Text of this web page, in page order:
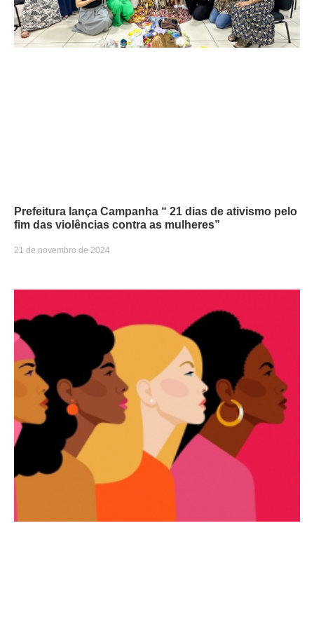
Prefeitura lança Campanha “ 21 dias de ativismo pelo
fim das violências contra as mulheres”
21 de novembro de 2024